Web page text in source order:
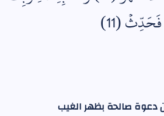
فَحَدِّثۡ (11)
دعوة صالحة بظهر الغيب